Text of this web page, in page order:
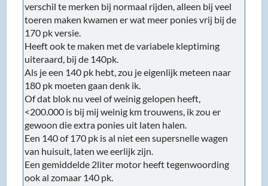
verschil te merken bij normaal rijden, alleen bij veel
toeren maken kwamen er wat meer ponies vrij bij de
170 pk versie.
Heeft ook te maken met de variabele kleptiming
uiteraard, bij de 140pk.
Als je een 140 pk hebt, zou je eigenlijk meteen naar
180 pk moeten gaan denk ik.
Of dat blok nu veel of weinig gelopen heeft,
<200.000 is bij mij weinig km trouwens, ik zou er
gewoon die extra ponies uit laten halen.
Een 140 of 170 pk is al niet een supersnelle wagen
van huisuit, laten we eerlijk zijn.
Een gemiddelde 2liter motor heeft tegenwoording
ook al zomaar 140 pk.